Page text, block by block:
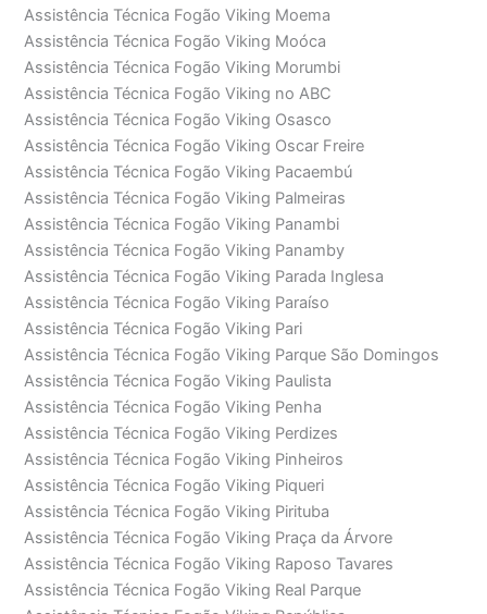
Assistência Técnica Fogão Viking Moema
Assistência Técnica Fogão Viking Moóca
Assistência Técnica Fogão Viking Morumbi
Assistência Técnica Fogão Viking no ABC
Assistência Técnica Fogão Viking Osasco
Assistência Técnica Fogão Viking Oscar Freire
Assistência Técnica Fogão Viking Pacaembú
Assistência Técnica Fogão Viking Palmeiras
Assistência Técnica Fogão Viking Panambi
Assistência Técnica Fogão Viking Panamby
Assistência Técnica Fogão Viking Parada Inglesa
Assistência Técnica Fogão Viking Paraíso
Assistência Técnica Fogão Viking Pari
Assistência Técnica Fogão Viking Parque São Domingos
Assistência Técnica Fogão Viking Paulista
Assistência Técnica Fogão Viking Penha
Assistência Técnica Fogão Viking Perdizes
Assistência Técnica Fogão Viking Pinheiros
Assistência Técnica Fogão Viking Piqueri
Assistência Técnica Fogão Viking Pirituba
Assistência Técnica Fogão Viking Praça da Árvore
Assistência Técnica Fogão Viking Raposo Tavares
Assistência Técnica Fogão Viking Real Parque